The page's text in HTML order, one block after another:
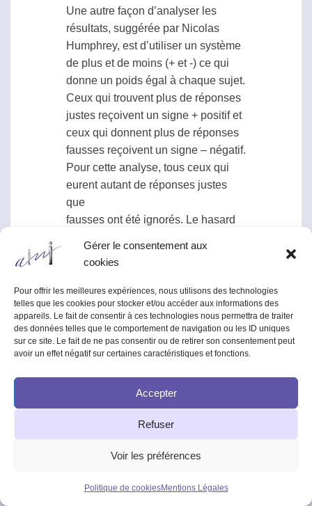
Gérer le consentement aux
cookies
Pour offrir les meilleures expériences, nous utilisons des technologies
telles que les cookies pour stocker et/ou accéder aux informations des
appareils. Le fait de consentir à ces technologies nous permettra de traiter
des données telles que le comportement de navigation ou les ID uniques
sur ce site. Le fait de ne pas consentir ou de retirer son consentement peut
avoir un effet négatif sur certaines caractéristiques et fonctions.
Accepter
Refuser
Voir les préférences
Politique de cookiesMentions Légales
Une autre façon d’analyser les
résultats, suggérée par Nicolas
Humphrey, est d’utiliser un système
de plus et de moins (+ et -) ce qui
donne un poids égal à chaque sujet.
Ceux qui trouvent plus de réponses
justes reçoivent un signe + positif et
ceux qui donnent plus de réponses
fausses reçoivent un signe – négatif.
Pour cette analyse, tous ceux qui
eurent autant de réponses justes
que
fausses ont été ignorés. Le hasard
signes positifs. En réalité (voir
tableau 1) 853 personnes avaient
un signe plus + et 466 avaient un
signe moins, un résultat très au-
dessus de celui du simple hasard.
(p=1×10-20) .
Dans les expériences où les mêmes
sujets furent testés de manière
répétitive, et où on leur révéla les
chaque essai, il y eut un saisissant